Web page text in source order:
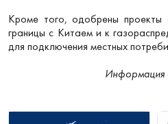
Кроме того, одобрены проекты
границы с Китаем и к
для подключения местных
Информация